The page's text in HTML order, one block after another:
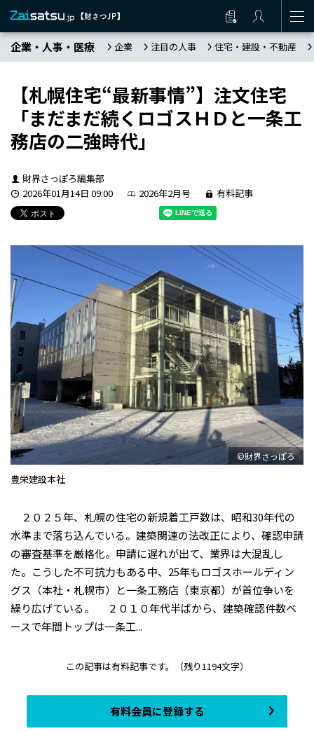
企業・人事・医療 企業 注目の人事 住宅・建設・不動産
【札幌住宅“最新事情”】注文住宅
「まだまだ続くロゴスＨＤと一条工
務店の二強時代」
財界さっぽろ編集部
2026年01月14日 09:00
2026年2月号 有料記事
©財界さっぽろ
豊栄建設本社
２０２５年、札幌の住宅の新規着工戸数は、昭和30年代の
水準まで落ち込んでいる。建築関連の法改正により、確認申請
の審査基準を厳格化。申請に遅れが出て、業界は大混乱し
た。こうした不可抗力もある中、25年もロゴスホールディン
グス（本社・札幌市）と一条工務店（東京都）が首位争いを
繰り広げている。 ２０１０年代半ばから、建築確認件数ベ
ースで年間トップは一条工...
この記事は有料記事です。 （残り1194文字）
有料会員に登録する